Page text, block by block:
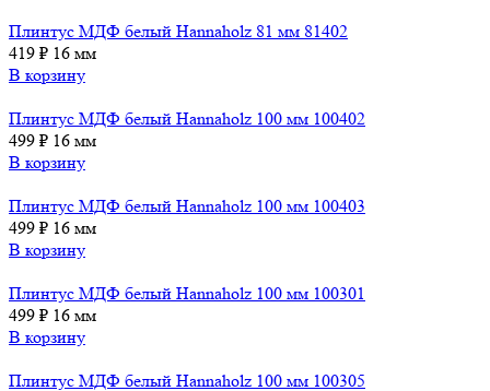
Плинтус МДФ белый Hannaholz 81 мм 81402
419 ₽ 16 мм
В корзину
Плинтус МДФ белый Hannaholz 100 мм 100402
499 ₽ 16 мм
В корзину
Плинтус МДФ белый Hannaholz 100 мм 100403
499 ₽ 16 мм
В корзину
Плинтус МДФ белый Hannaholz 100 мм 100301
499 ₽ 16 мм
В корзину
Плинтус МДФ белый Hannaholz 100 мм 100305